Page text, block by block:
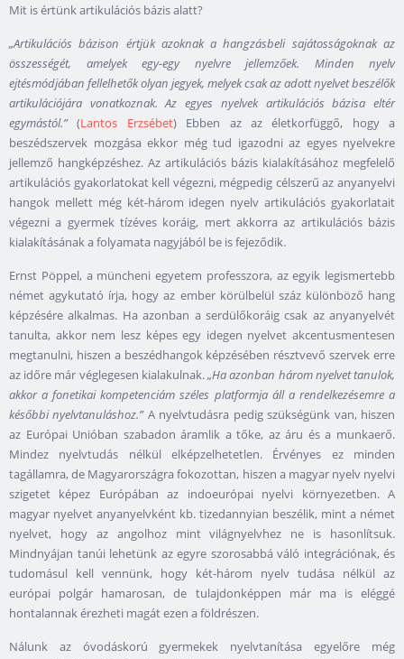
Mit is értünk artikulációs bázis alatt?
„Artikulációs bázison értjük azoknak a hangzásbeli sajátosságoknak az
összességét, amelyek egy-egy nyelvre jellemzőek. Minden nyelv
ejtésmódjában fellelhetők olyan jegyek, melyek csak az adott nyelvet beszélők
artikulációjára vonatkoznak. Az egyes nyelvek artikulációs bázisa eltér
egymástól.”(Lantos Erzsébet) Ebben az az életkorfüggő, hogy a
beszédszervek mozgása ekkor még tud igazodni az egyes nyelvekre
jellemző hangképzéshez. Az artikulációs bázis kialakításához megfelelő
artikulációs gyakorlatokat kell végezni, mégpedig célszerű az anyanyelvi
hangok mellett még két-három idegen nyelv artikulációs gyakorlatait
végezni a gyermek tízéves koráig, mert akkorra az artikulációs bázis
kialakításának a folyamata nagyjából be is fejeződik.
Ernst Pöppel, a müncheni egyetem professzora, az egyik legismertebb
német agykutató írja, hogy az ember körülbelül száz különböző hang
képzésére alkalmas. Ha azonban a serdülőkoráig csak az anyanyelvét
tanulta, akkor nem lesz képes egy idegen nyelvet akcentusmentesen
megtanulni, hiszen a beszédhangok képzésében résztvevő szervek erre
az időre már véglegesen kialakulnak.„Ha azonban három nyelvet tanulok,
akkor a fonetikai kompetenciám széles platformja áll a rendelkezésemre a
későbbi nyelvtanuláshoz.”A nyelvtudásra pedig szükségünk van, hiszen
az Európai Unióban szabadon áramlik a tőke, az áru és a munkaerő.
Mindez nyelvtudás nélkül elképzelhetetlen. Érvényes ez minden
tagállamra, de Magyarországra fokozottan, hiszen a magyar nyelv nyelvi
szigetet képez Európában az indoeurópai nyelvi környezetben. A
magyar nyelvet anyanyelvként kb. tizedannyian beszélik, mint a német
nyelvet, hogy az angolhoz mint világnyelvhez ne is hasonlítsuk.
Mindnyájan tanúi lehetünk az egyre szorosabbá váló integrációnak, és
tudomásul kell vennünk, hogy két-három nyelv tudása nélkül az
európai polgár hamarosan, de tulajdonképpen már ma is eléggé
hontalannak érezheti magát ezen a földrészen.
Nálunk az óvodáskorú gyermekek nyelvtanítása egyelőre még